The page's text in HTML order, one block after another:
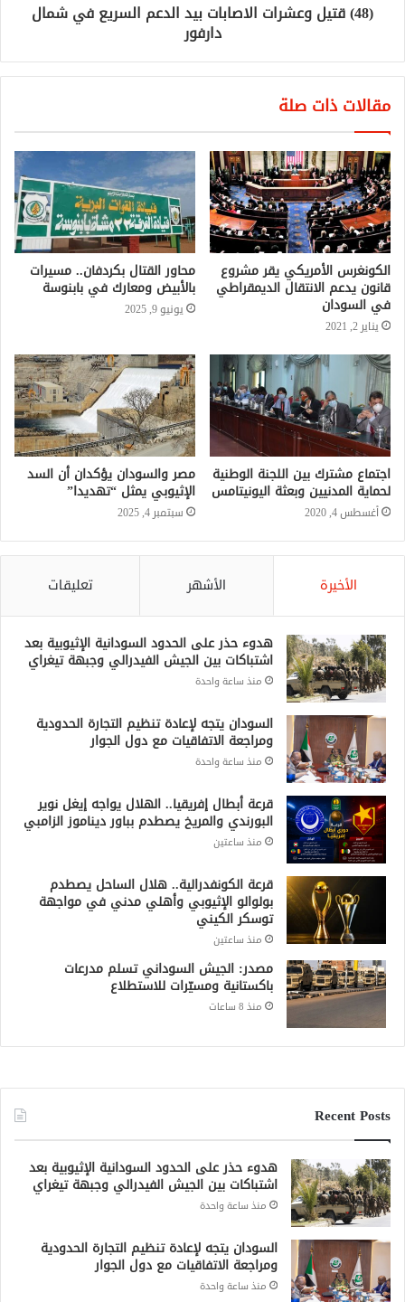
(48) قتيل وعشرات الاصابات بيد الدعم السريع في شمال
دارفور
مقالات ذات صلة
الكونغرس الأمريكي يقر مشروع
قانون يدعم الانتقال الديمقراطي
في السودان
يناير 2, 2021
محاور القتال بكردفان.. مسيرات
بالأبيض ومعارك في بابنوسة
يونيو 9, 2025
اجتماع مشترك بين اللجنة الوطنية
لحماية المدنيين وبعثة اليونيتامس
أغسطس 4, 2020
مصر والسودان يؤكدان أن السد
الإثيوبي يمثل “تهديدا”
سبتمبر 4, 2025
الأخيرة الأشهر تعليقات
هدوء حذر على الحدود السودانية الإثيوبية بعد
اشتباكات بين الجيش الفيدرالي وجبهة تيغراي
منذ ساعة واحدة
السودان يتجه لإعادة تنظيم التجارة الحدودية
ومراجعة الاتفاقيات مع دول الجوار
منذ ساعة واحدة
قرعة أبطال إفريقيا.. الهلال يواجه إيغل نوير
البورندي والمريخ يصطدم بباور ديناموز الزامبي
منذ ساعتين
قرعة الكونفدرالية.. هلال الساحل يصطدم
بولوالو الإثيوبي وأهلي مدني في مواجهة
توسكر الكيني
منذ ساعتين
مصدر: الجيش السوداني تسلم مدرعات
باكستانية ومسيّرات للاستطلاع
منذ 8 ساعات
Recent Posts
هدوء حذر على الحدود السودانية الإثيوبية بعد
اشتباكات بين الجيش الفيدرالي وجبهة تيغراي
منذ ساعة واحدة
السودان يتجه لإعادة تنظيم التجارة الحدودية
ومراجعة الاتفاقيات مع دول الجوار
منذ ساعة واحدة